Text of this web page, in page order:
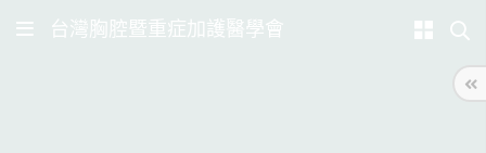
台灣胸腔暨重症加護醫學會